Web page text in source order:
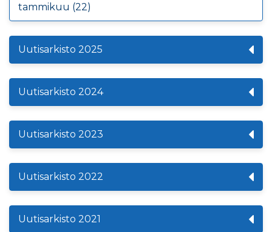
tammikuu (22)
Uutisarkisto 2025
Uutisarkisto 2024
Uutisarkisto 2023
Uutisarkisto 2022
Uutisarkisto 2021